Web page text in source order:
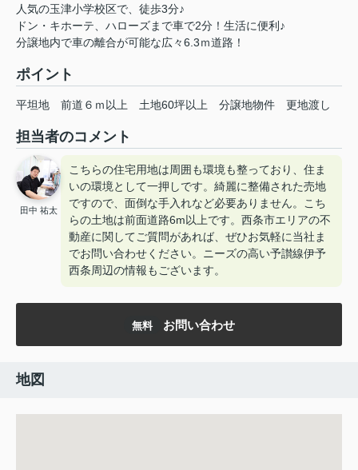
人気の玉津小学校区で、徒歩3分♪
ドン・キホーテ、ハローズまで車で2分！生活に便利♪
分譲地内で車の離合が可能な広々6.3ｍ道路！
ポイント
平坦地 前道６ｍ以上 土地60坪以上 分譲地物件 更地渡し
担当者のコメント
田中 祐太
こちらの住宅用地は周囲も環境も整っており、住ま
いの環境として一押しです。綺麗に整備された売地
ですので、面倒な手入れなど必要ありません。こち
らの土地は前面道路6m以上です。西条市エリアの不
動産に関してご質問があれば、ぜひお気軽に当社ま
でお問い合わせください。ニーズの高い予讃線伊予
西条周辺の情報もございます。
無料 お問い合わせ
地図